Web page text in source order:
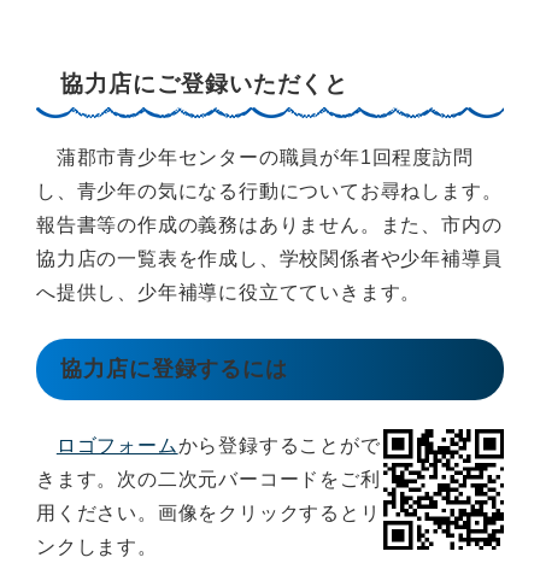
協力店にご登録いただくと
蒲郡市青少年センターの職員が年1回程度訪問
し、青少年の気になる行動についてお尋ねします。
報告書等の作成の義務はありません。また、市内の
協力店の一覧表を作成し、学校関係者や少年補導員
へ提供し、少年補導に役立てていきます。
協力店に登録するには
ロゴフォームから登録することがで
きます。次の二次元バーコードをご利
用ください。画像をクリックするとリ
ンクします。